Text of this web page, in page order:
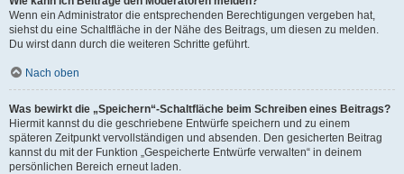
Wenn ein Administrator die entsprechenden Berechtigungen vergeben hat,
siehst du eine Schaltfläche in der Nähe des Beitrags, um diesen zu melden.
Du wirst dann durch die weiteren Schritte geführt.
Nach oben
Was bewirkt die „Speichern“-Schaltfläche beim Schreiben eines Beitrags?
Hiermit kannst du die geschriebene Entwürfe speichern und zu einem
späteren Zeitpunkt vervollständigen und absenden. Den gesicherten Beitrag
kannst du mit der Funktion „Gespeicherte Entwürfe verwalten“ in deinem
persönlichen Bereich erneut laden.